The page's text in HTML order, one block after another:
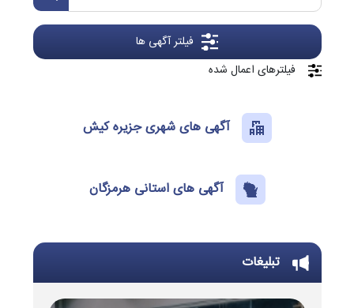
فیلتر آگهی ها
فیلترهای اعمال شده
آگهی های شهری جزیره کیش
آگهی های استانی هرمزگان
تبلیغات